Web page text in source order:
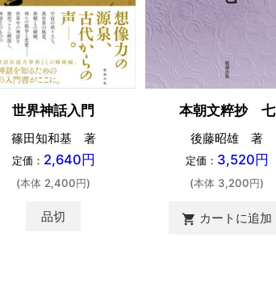
世界神話入門
篠田知和基 著
定価： 2,640円
(本体 2,400円)
品切
本朝文粹抄 七
後藤昭雄 著
定価： 3,520円
(本体 3,200円)
shopping_cart カートに追加